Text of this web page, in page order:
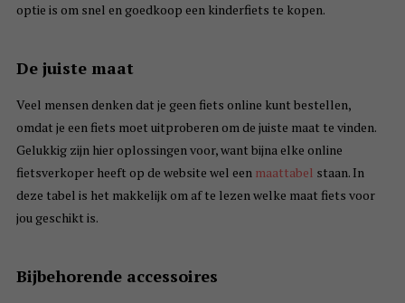
optie is om snel en goedkoop een kinderfiets te kopen.
De juiste maat
Veel mensen denken dat je geen fiets online kunt bestellen,
omdat je een fiets moet uitproberen om de juiste maat te vinden.
Gelukkig zijn hier oplossingen voor, want bijna elke online
fietsverkoper heeft op de website wel een maattabel staan. In
deze tabel is het makkelijk om af te lezen welke maat fiets voor
jou geschikt is.
Bijbehorende accessoires